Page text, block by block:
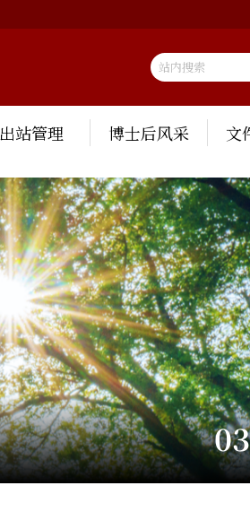
出站管理 博士后风采 文
03